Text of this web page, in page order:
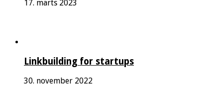
17. marts 2023
Linkbuilding for startups
30. november 2022